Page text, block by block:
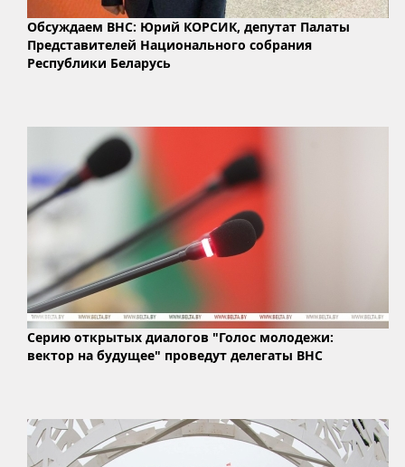
Обсуждаем ВНС: Юрий КОРСИК, депутат Палаты
Представителей Национального собрания
Республики Беларусь
Серию открытых диалогов "Голос молодежи:
вектор на будущее" проведут делегаты ВНС